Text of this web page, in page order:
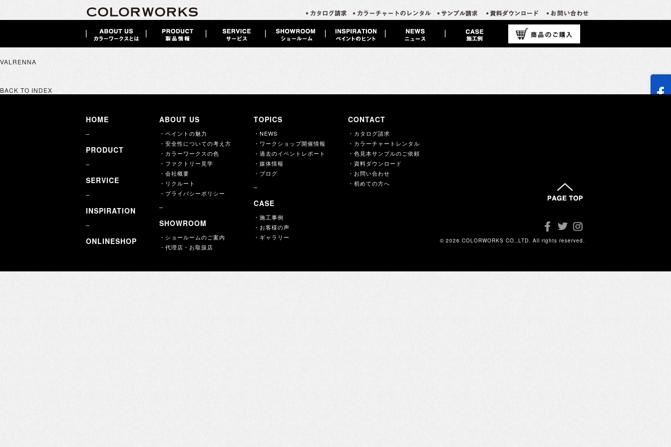
VALRENNA
BACK TO INDEX
HOME
PRODUCT
SERVICE
INSPIRATION
ONLINESHOP
ABOUT US
・ペイントの魅力
・安全性についての考え方
・カラーワークスの色
・ファクトリー見学
・会社概要
・リクルート
・プライバシーポリシー
SHOWROOM
・ショールームのご案内
・代理店・お取扱店
TOPICS
・NEWS
・ワークショップ開催情報
・過去のイベントレポート
・媒体情報
・ブログ
CASE
・施工事例
・お客様の声
・ギャラリー
CONTACT
・カタログ請求
・カラーチャートレンタル
・色見本サンプルのご依頼
・資料ダウンロード
・お問い合わせ
・初めての方へ
© 2026 COLORWORKS CO.,LTD. All rights reserved.